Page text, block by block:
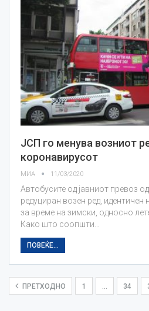
ЈСП го менува возниот
коронавирусот
МИА 11/03/2020
Автобусите од јавниот превоз
редуциран возен ред, идентичен
за време на зимски, односно
Како што соопшти…
ПОВЕЌЕ...
ПРЕТХОДНО 1 34